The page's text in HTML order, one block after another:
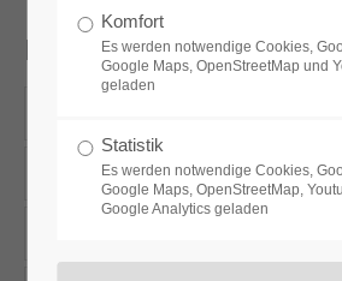
Plakatkalender
Wandkalender 5 Monate
Komfort
Es werden notwendige Cookies,
Google Maps, OpenStreetMap und
geladen
Statistik
Es werden notwendige Cookies,
Google Maps, OpenStreetMap,
Google Analytics geladen